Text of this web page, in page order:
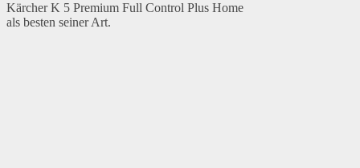
Kärcher K 5 Premium Full Control Plus Home
als besten seiner Art.